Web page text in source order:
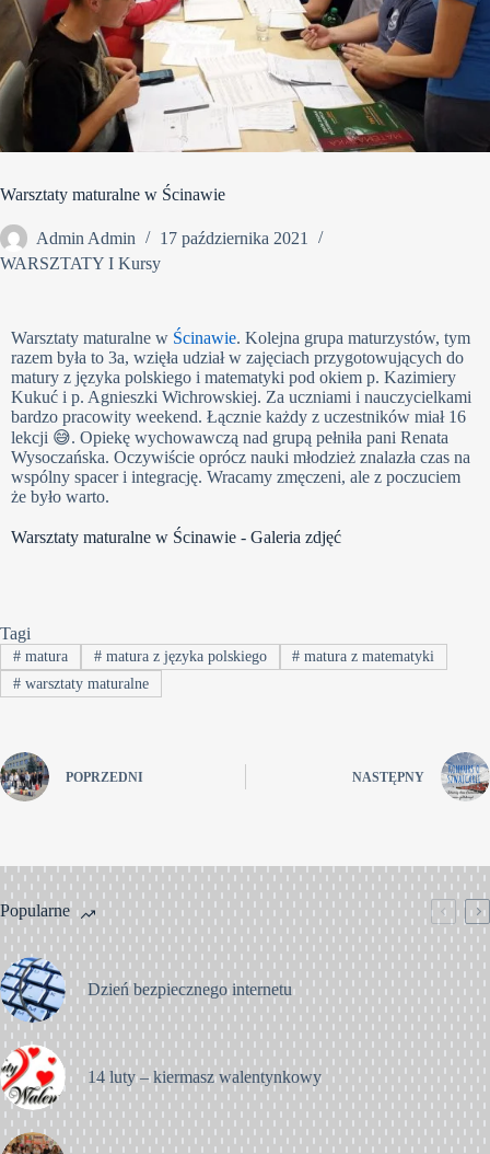
Warsztaty maturalne w Ścinawie
Admin Admin
17 października 2021
WARSZTATY I Kursy
Warsztaty maturalne w Ścinawie. Kolejna grupa maturzystów, tym
razem była to 3a, wzięła udział w zajęciach przygotowujących do
matury z języka polskiego i matematyki pod okiem p. Kazimiery
Kukuć i p. Agnieszki Wichrowskiej. Za uczniami i nauczycielkami
bardzo pracowity weekend. Łącznie każdy z uczestników miał 16
lekcji 😅. Opiekę wychowawczą nad grupą pełniła pani Renata
Wysoczańska. Oczywiście oprócz nauki młodzież znalazła czas na
wspólny spacer i integrację. Wracamy zmęczeni, ale z poczuciem
że było warto.
Warsztaty maturalne w Ścinawie - Galeria zdjęć
Tagi
#matura #matura z języka polskiego # matura z matematyki
#warsztaty maturalne
POPRZEDNI NASTĘPNY
Popularne
Dzień bezpiecznego internetu
14 luty – kiermasz walentynkowy